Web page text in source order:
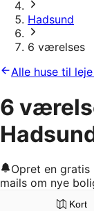
Hadsund
6 værelses
Alle huse til
6
Opret en
mails om nye
Kort